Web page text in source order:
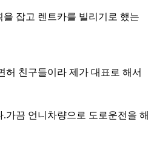
잡고 렌트카를 빌리기로 했는
허 친구들이라 제가 대표로 해서
가끔 언니차량으로 도로운전을 해